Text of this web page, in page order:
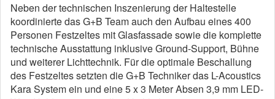
Neben der technischen Inszenierung der Haltestelle
koordinierte das G+B Team auch den Aufbau eines 400
Personen Festzeltes mit Glasfassade sowie die komplette
technische Ausstattung inklusive Ground-Support, Bühne
und weiterer Lichttechnik. Für die optimale Beschallung
des Festzeltes setzten die G+B Techniker das L-Acoustics
Kara System ein und eine 5 x 3 Meter Absen 3,9 mm LED-